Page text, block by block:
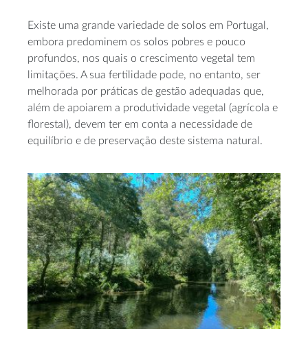
Existe uma grande variedade de solos em Portugal,
embora predominem os solos pobres e pouco
profundos, nos quais o crescimento vegetal tem
limitações. A sua fertilidade pode, no entanto, ser
melhorada por práticas de gestão adequadas que,
além de apoiarem a produtividade vegetal (agrícola e
florestal), devem ter em conta a necessidade de
equilíbrio e de preservação deste sistema natural.